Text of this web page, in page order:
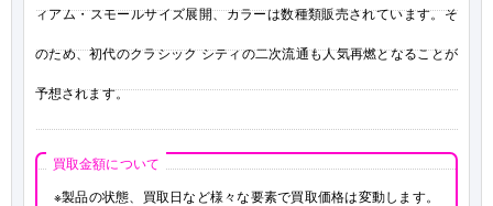
ィアム・スモールサイズ展開、カラーは数種類販売されています。そ
のため、初代のクラシック シティの二次流通も人気再燃となることが
予想されます。
買取金額について
※製品の状態、買取日など様々な要素で買取価格は変動します。